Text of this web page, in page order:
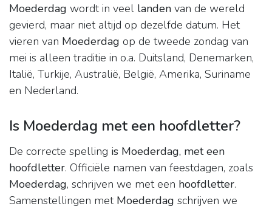
Moederdag wordt in veel landen van de wereld
gevierd, maar niet altijd op dezelfde datum. Het
vieren van Moederdag op de tweede zondag van
mei is alleen traditie in o.a. Duitsland, Denemarken,
Italië, Turkije, Australië, België, Amerika, Suriname
en Nederland.
Is Moederdag met een hoofdletter?
De correcte spelling is Moederdag, met een
hoofdletter. Officiële namen van feestdagen, zoals
Moederdag, schrijven we met een hoofdletter.
Samenstellingen met Moederdag schrijven we